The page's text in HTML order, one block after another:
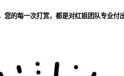
您的每一次打赏，都是对红姐团队专业付